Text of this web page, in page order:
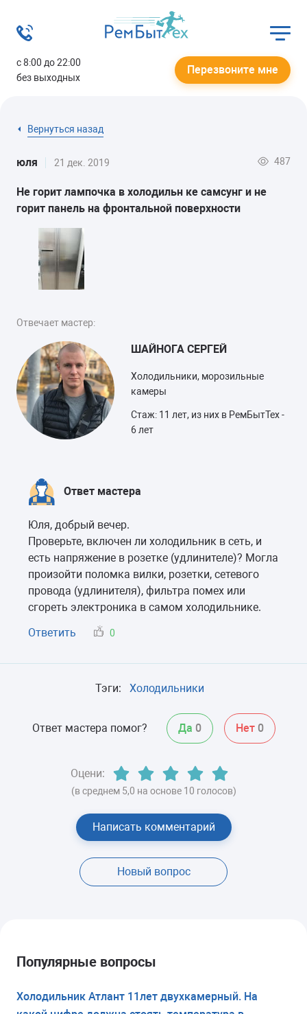
с 8:00 до 22:00
без выходных
Перезвоните мне
Вернуться назад
юля 21 дек. 2019 487
Не горит лампочка в холодильн ке самсунг и не
горит панель на фронтальной поверхности
Отвечает мастер:
ШАЙНОГА СЕРГЕЙ
Холодильники, морозильные
камеры
Стаж: 11 лет, из них в РемБытТех -
6 лет
Ответ мастера
Юля, добрый вечер.
Проверьте, включен ли холодильник в сеть, и
есть напряжение в розетке (удлинителе)? Могла
произойти поломка вилки, розетки, сетевого
провода (удлинителя), фильтра помех или
сгореть электроника в самом холодильнике.
Ответить
0
Тэги: Холодильники
Ответ мастера помог? Да 0 Нет 0
Оцени:
(в среднем 5,0 на основе 10 голосов)
Написать комментарий
Новый вопрос
Популярные вопросы
Холодильник Атлант 11лет двухкамерный. На